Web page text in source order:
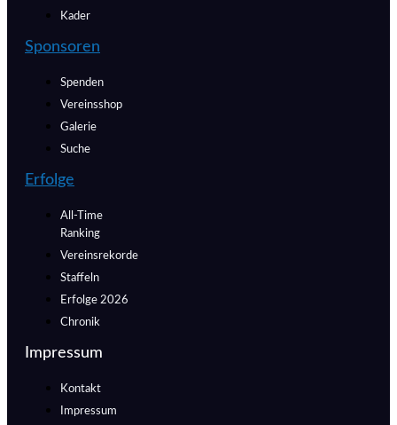
Kader
Sponsoren
Spenden
Vereinsshop
Galerie
Suche
Erfolge
All-Time
Ranking
Vereinsrekorde
Staffeln
Erfolge 2026
Chronik
Impressum
Kontakt
Impressum